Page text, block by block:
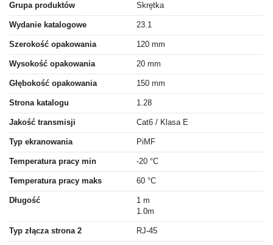
Grupa produktów Skrętka
Wydanie katalogowe 23.1
Szerokość opakowania 120 mm
Wysokość opakowania 20 mm
Głębokość opakowania 150 mm
Strona katalogu 1.28
Jakość transmisji Cat6 / Klasa E
Typ ekranowania PiMF
Temperatura pracy min -20 °C
Temperatura pracy maks 60 °C
Długość
1 m
1.0m
Typ złącza strona 2 RJ-45